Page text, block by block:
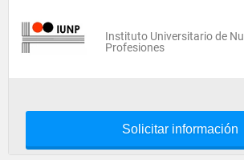
Instituto Universitario de
Profesiones
Solicitar información